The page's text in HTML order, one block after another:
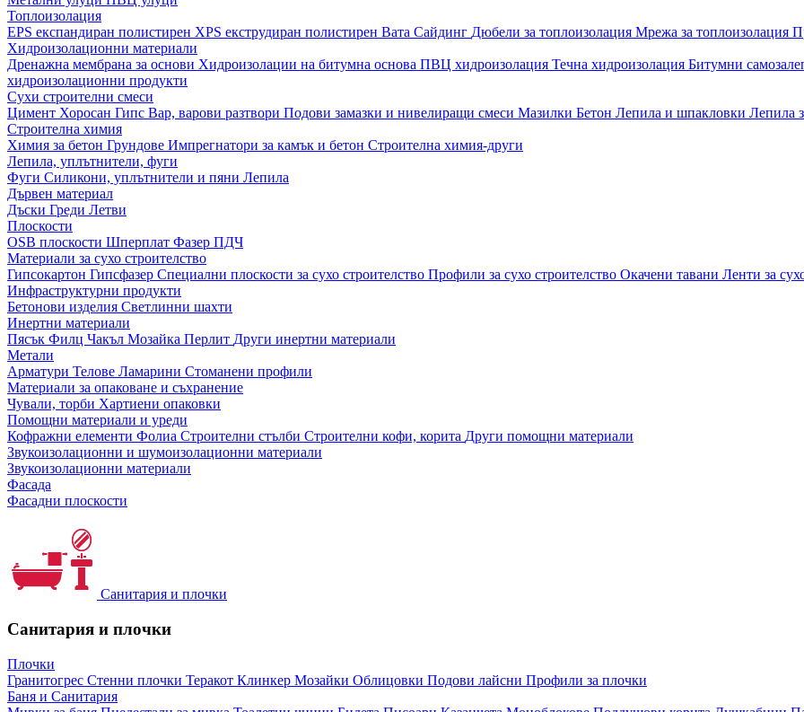
Топлоизолация
EPS експандиран полистирен XPS екструдиран полистирен Вата Сайдинг Дюбели за топлоизолация Мрежа за топлоизолация
Хидроизолационни материали
Дренажна мембрана за основи Хидроизолации на битумна основа ПВЦ хидроизолация Течна хидроизолация Битумни
хидроизолационни продукти
Сухи строителни смеси
Цимент Хоросан Гипс Вар, варови разтвори Подови замазки и нивелиращи смеси Мазилки Бетон Лепила и шпакловки Лепила
Строителна химия
Химия за бетон Грундове Импрегнатори за камък и бетон Строителна химия-други
Лепила, уплътнители, фуги
Фуги Силикони, уплътнители и пяни Лепила
Дървен материал
Дъски Греди Летви
Плоскости
OSB плоскости Шперплат Фазер ПДЧ
Материали за сухо строителство
Гипсокартон Гипсфазер Специални плоскости за сухо строителство Профили за сухо строителство Окачени тавани Ленти за
Инфраструктурни продукти
Бетонови изделия Светлинни шахти
Инертни материали
Пясък Филц Чакъл Мозайкa Перлит Други инертни материали
Метали
Арматури Телове Ламарини Стоманени профили
Материали за опаковане и съхранение
Чували, торби Хартиени опаковки
Помощни материали и уреди
Кофражни елементи Фолиа Строителни стълби Строителни кофи, корита Други помощни материали
Звукоизолационни и шумоизолационни материали
Звукоизолационни материали
Фасада
Фасадни плоскости
Санитария и плочки
Санитария и плочки
Плочки
Гранитогрес Стенни плочки Теракот Клинкер Мозайки Облицовки Подови лайсни Профили за плочки
Баня и Санитария